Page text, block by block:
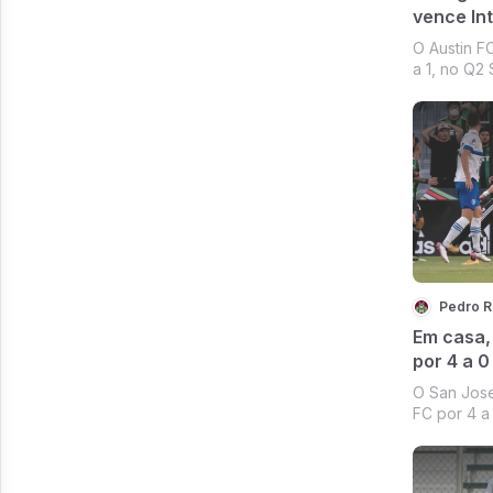
vence
O Austin
a 1, no Q2
semana
Soccer.
duas
gols dos
Pedro
Em
por 4 a 0
O San
FC por 4
pela 31.ª
Eduardo